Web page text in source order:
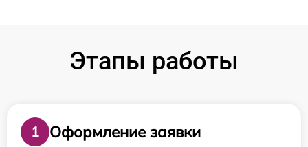
Этапы работы
1
Оформление заявки